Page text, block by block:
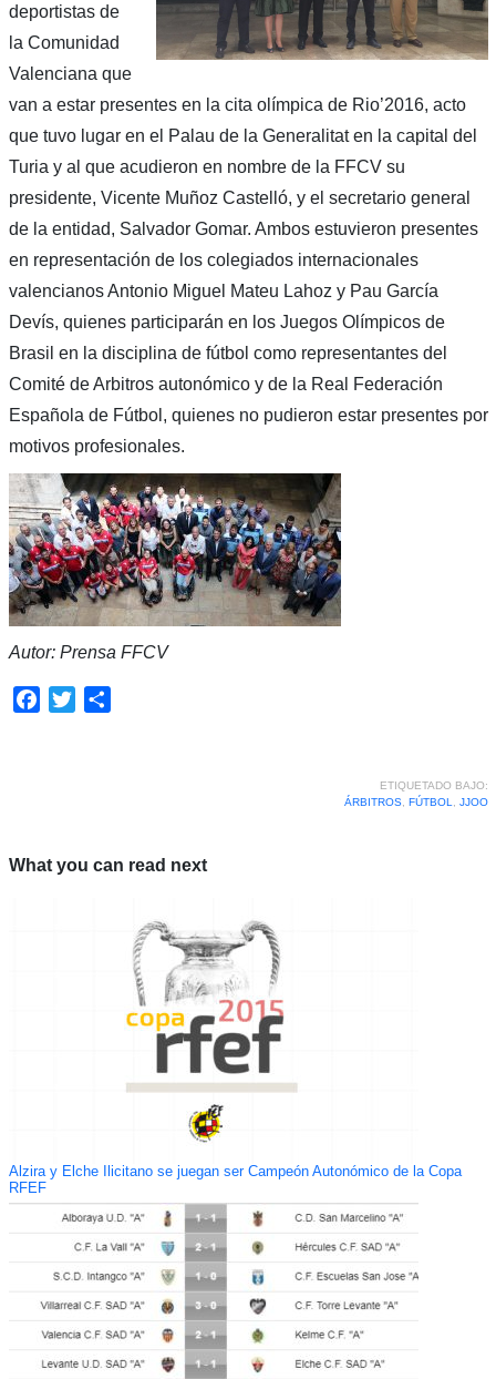
deportistas de
la Comunidad
Valenciana que
van a estar presentes en la cita olímpica de Rio’2016, acto
que tuvo lugar en el Palau de la Generalitat en la capital del
Turia y al que acudieron en nombre de la FFCV su
presidente, Vicente Muñoz Castelló, y el secretario general
de la entidad, Salvador Gomar. Ambos estuvieron presentes
en representación de los colegiados internacionales
valencianos Antonio Miguel Mateu Lahoz y Pau García
Devís, quienes participarán en los Juegos Olímpicos de
Brasil en la disciplina de fútbol como representantes del
Comité de Arbitros autonómico y de la Real Federación
Española de Fútbol, quienes no pudieron estar presentes por
motivos profesionales.
Autor: Prensa FFCV
Facebook
Twitter
ETIQUETADO BAJO:
ÁRBITROS, FÚTBOL JJOO
What you can read next
Alzira y Elche Ilicitano se juegan ser Campeón Autonómico de la Copa
RFEF